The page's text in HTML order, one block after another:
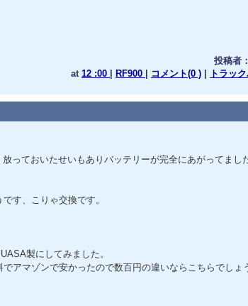
投稿者
at 12 :00 RF900 コメント(0 ) トラッ
っておいたせいもありバッテリーが完全にあがってまし
す、こりゃ交換です。
製にしてみました。
アマゾンで安かったので数百円の違いならこちらでしょ